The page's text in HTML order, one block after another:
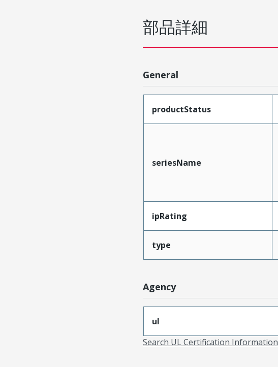
部品詳細
General
productStatus
seriesName
ipRating
type
Agency
ul
Search UL Certification Information